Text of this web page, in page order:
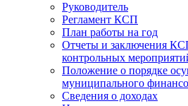
Руководитель
Регламент КСП
План работы на год
Отчеты и заключения
контрольных
Положение о порядке
муниципального
Сведения о доходах